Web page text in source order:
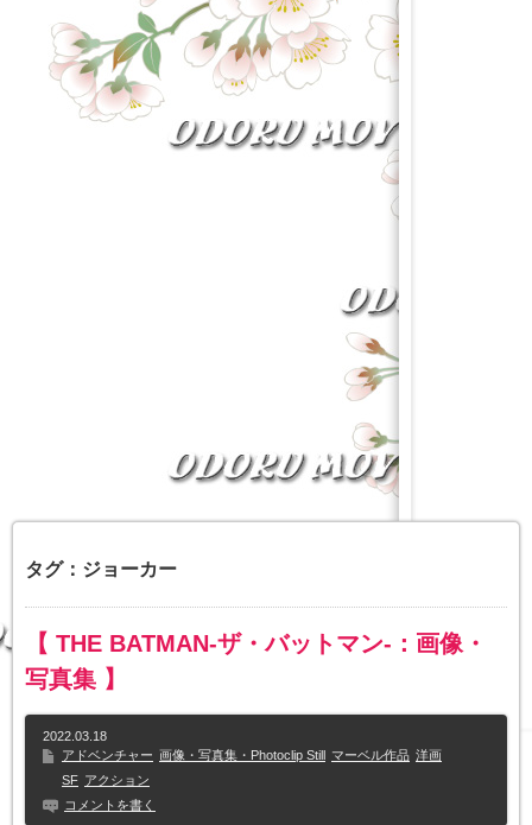
タグ：ジョーカー
【 THE BATMAN-ザ・バットマン-：画像・
写真集 】
2022.03.18
アドベンチャー 画像・写真集・Photoclip Still マーベル作品 洋画
SF アクション
コメントを書く